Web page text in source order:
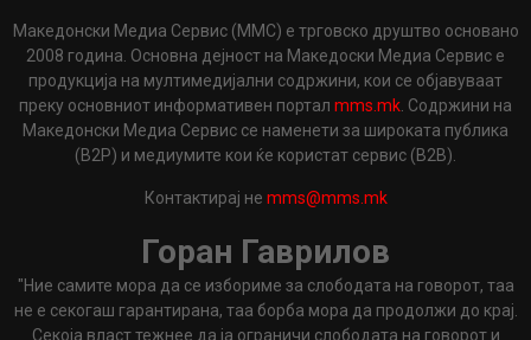
Македонски Медиа Сервис (ММС) е трговско друштво основано
2008 година. Основна дејност на Македоски Медиа Сервис е
продукција на мултимедијални содржини, кои се објавуваат
преку основниот информативен портал mms.mk . Содржини на
Македонски Медиа Сервис се наменети за широката публика
(B2P) и медиумите кои ќе користат сервис (B2B).
Контактирај не mms@mms.mk
Горан Гаврилов
"Ние самите мора да се избориме за слободата на говорот, таа
не е секогаш гарантирана, таа борба мора да продолжи до крај.
Секоја власт тежнее да ја ограничи слободата на говорот и